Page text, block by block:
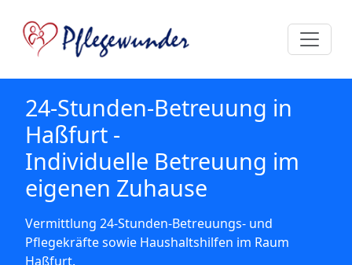
24-Stunden-Betreuung in
Haßfurt -
Individuelle Betreuung im
eigenen Zuhause
Vermittlung 24-Stunden-Betreuungs- und
Pflegekräfte sowie Haushaltshilfen im Raum
Haßfurt.